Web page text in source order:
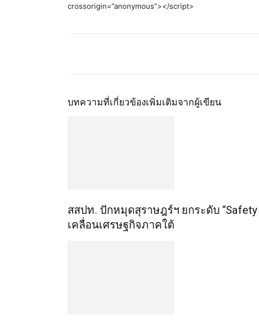
crossorigin=”anonymous”></script>
บทความที่เกี่ยวข้องเพิ่มเติมจากผู้เขียน
สสปท. ปักหมุดสุราษฎร์ฯ ยกระดับ
เคลื่อนเศรษฐกิจภาคใต้